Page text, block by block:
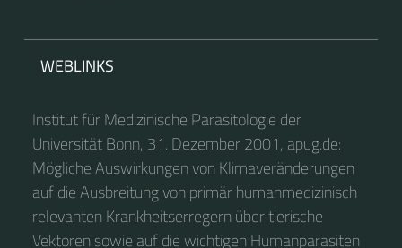
WEBLINKS
Institut für Medizinische Parasitologie der
Universität Bonn, 31. Dezember 2001, apug.de:
Mögliche Auswirkungen von Klimaveränderungen
auf die Ausbreitung von primär humanmedizinisch
relevanten Krankheitserregern über tierische
Vektoren sowie auf die wichtigen Humanparasiten